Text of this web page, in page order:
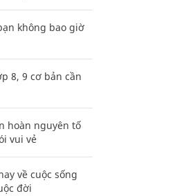
không bao giờ
8, 9 cơ bản cần
hoàn nguyên tố
vui vẻ
về cuộc sống
đời